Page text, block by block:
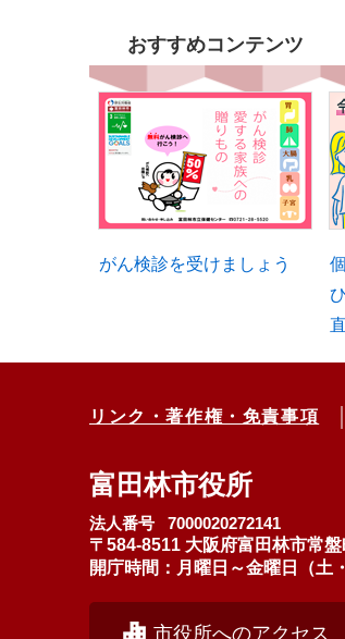
おすすめコンテンツ
がん検診を受けましょう
リンク・著作権・免責事項
富田林市役所
法人番号 7000020272141
〒584-8511 大阪府富田林市常
開庁時間：月曜日～金曜日（土
市役所へのアクセス